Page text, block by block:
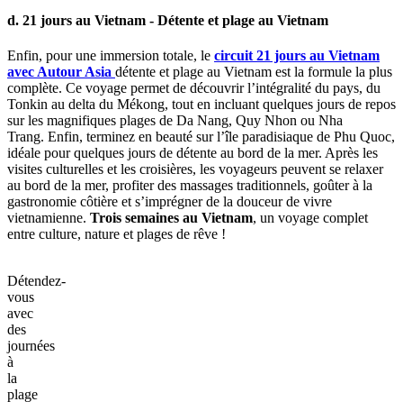
d. 21 jours au Vietnam - Détente et plage au Vietnam
Enfin, pour une immersion totale, le circuit 21 jours au Vietnam
avec Autour Asia détente et plage au Vietnam est la formule la plus
complète. Ce voyage permet de découvrir l’intégralité du pays, du
Tonkin au delta du Mékong, tout en incluant quelques jours de repos
sur les magnifiques plages de Da Nang, Quy Nhon ou Nha
Trang. Enfin, terminez en beauté sur l’île paradisiaque de Phu Quoc,
idéale pour quelques jours de détente au bord de la mer. Après les
visites culturelles et les croisières, les voyageurs peuvent se relaxer
au bord de la mer, profiter des massages traditionnels, goûter à la
gastronomie côtière et s’imprégner de la douceur de vivre
vietnamienne. Trois semaines au Vietnam, un voyage complet
entre culture, nature et plages de rêve !